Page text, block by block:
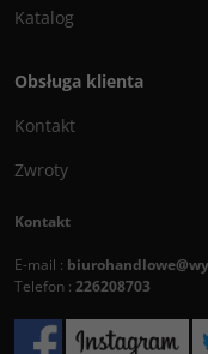
Katalog
Obsługa klienta
Kontakt
Zwroty
Kontakt
E-mail :
Telefon : 226208703